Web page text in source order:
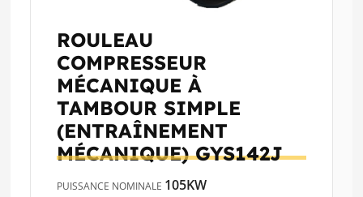
ROULEAU
COMPRESSEUR
MÉCANIQUE À
TAMBOUR SIMPLE
(ENTRAÎNEMENT
MÉCANIQUE)GYS142J
PUISSANCE NOMINALE 105KW